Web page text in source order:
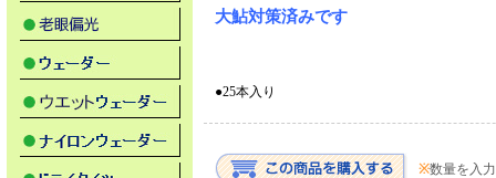
大鮎対策済みです
●25本入り
※数量を入